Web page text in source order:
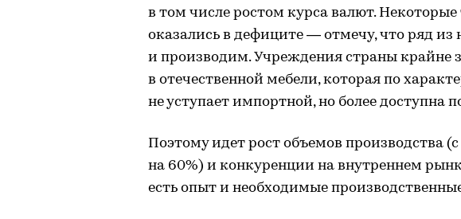
в том числе ростом курса валют.
оказались в дефиците — отмечу, что ряд
и производим. Учреждения страны крайне
в отечественной мебели, которая по
не уступает импортной, но более доступна
Поэтому идет рост объемов производства
на 60%) и конкуренции на внутреннем
есть опыт и необходимые